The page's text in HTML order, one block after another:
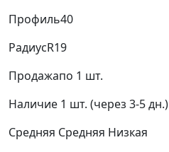
Профиль40
РадиусR19
Продажапо 1 шт.
Наличие 1 шт. (через 3-5 дн.)
Средняя Средняя Низкая